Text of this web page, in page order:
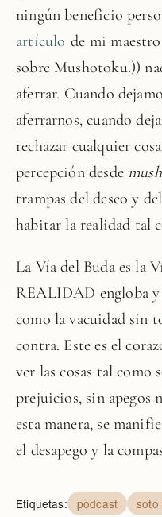
ningún beneficio
artículo de mi
sobre Mushotoku.))
aferrar. Cuando
aferrarnos, cuando
rechazar cualquier
percepción desde
trampas del deseo y
habitar la realidad tal
La Vía del Buda es la
REALIDAD engloba y
como la vacuidad sin
contra. Este es el
ver las cosas tal como
prejuicios, sin apegos
esta manera, se
el desapego y la
Etiquetas: podcast soto